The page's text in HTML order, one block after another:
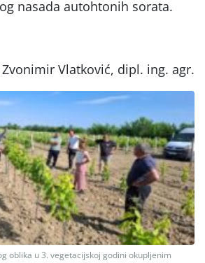
nasada autohtonih sorata.
Zvonimir Vlatković, dipl. ing. agr.
oblika u 3. vegetacijskoj godini okupljenim